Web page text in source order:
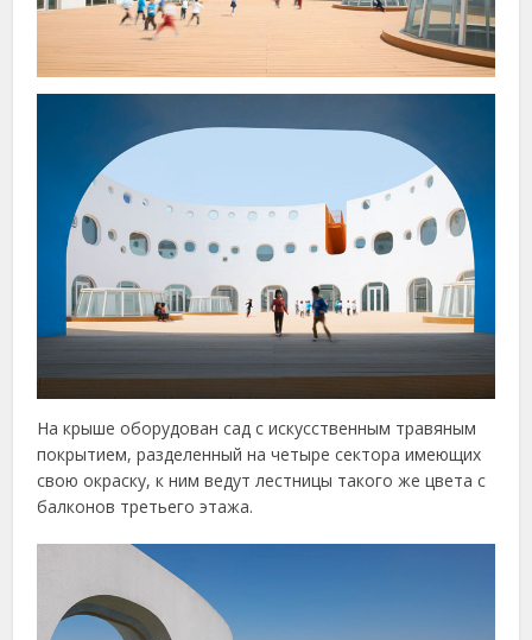
На крыше оборудован сад с искусственным травяным
покрытием, разделенный на четыре сектора имеющих
свою окраску, к ним ведут лестницы такого же цвета с
балконов третьего этажа.